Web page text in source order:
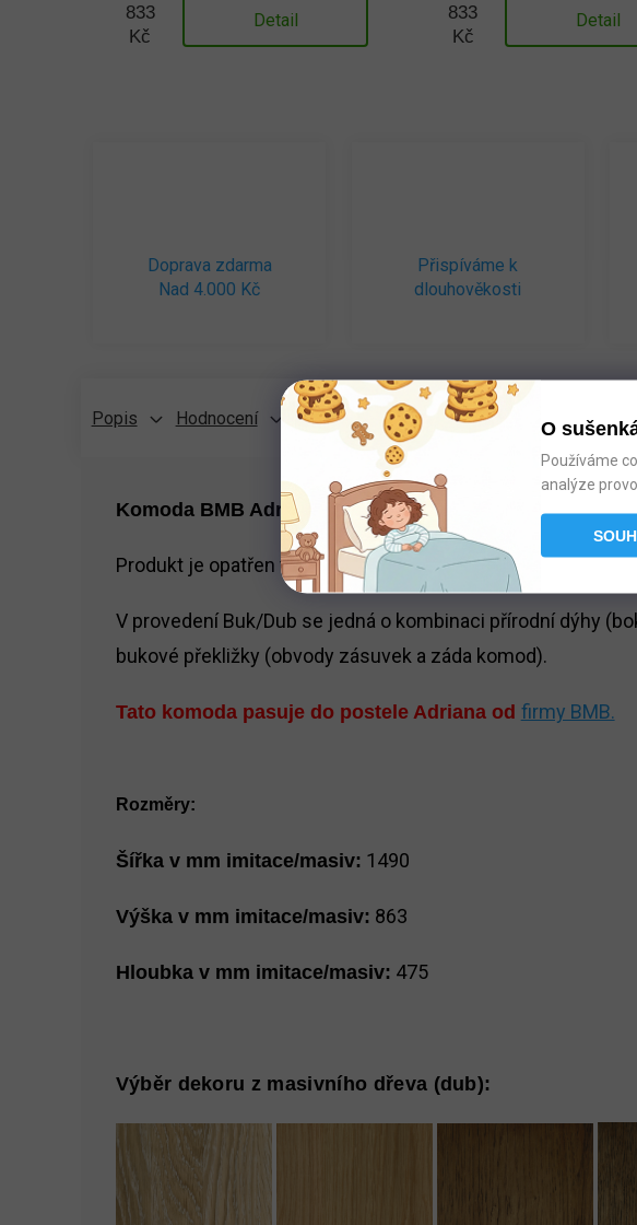
O
Používáme
analýze
833
Kč
Detail
833
Kč
Detail
Doprava zdarma
Nad 4.000 Kč
Přispíváme k
dlouhověkosti
Popis Hodnocení Diskuze
Komoda BMB Adriana Kombi
Produkt je opatřen tichým, skrytým výsuvem a tlumeným
V provedení Buk/Dub se jedná o kombinaci přírodní dýhy
bukové překližky (obvody zásuvek a záda komod).
Tato komoda pasuje do postele Adriana od firmy BMB.
Rozměry:
Šířka v mm imitace/masiv: 1490
Výška v mm imitace/masiv: 863
Hloubka v mm imitace/masiv: 475
Výběr dekoru z masivního dřeva (dub):